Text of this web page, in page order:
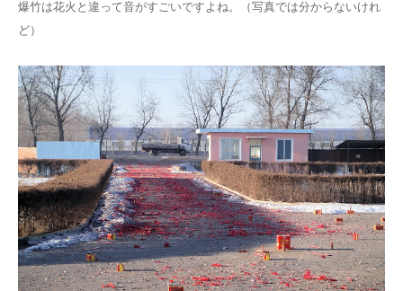
爆竹は花火と違って音がすごいですよね。（写真では分からないけれ
ど）